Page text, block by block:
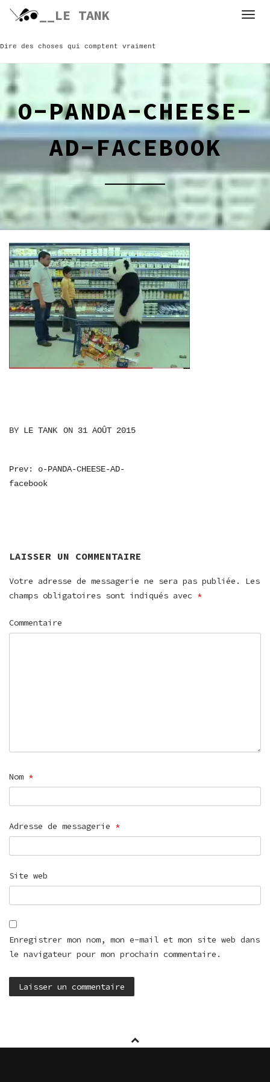
Skip
__LE TANK
Dire des choses qui comptent vraiment
O-PANDA-CHEESE-
AD-FACEBOOK
BY LE TANK ON 31 AOÛT 2015
NAVIGATION
DE
Prev: o-PANDA-CHEESE-AD-
facebook
LAISSER UN COMMENTAIRE
Votre adresse de messagerie ne sera pas publiée.
Les
champs obligatoires sont indiqués avec *
Commentaire
Nom *
Adresse de messagerie *
Site web
Enregistrer mon nom, mon e-mail et mon site web dans
le navigateur pour mon prochain commentaire.